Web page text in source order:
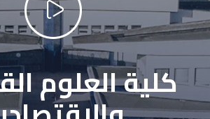
كلية العلوم